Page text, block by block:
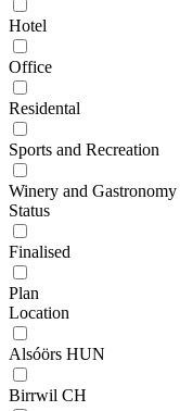
Hotel
Office
Residental
Sports and Recreation
Winery and Gastronomy
Status
Finalised
Plan
Location
Alsóörs HUN
Birrwil CH